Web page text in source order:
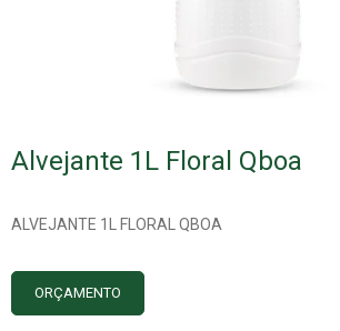
Alvejante 1L Floral Qboa
ALVEJANTE 1L FLORAL QBOA
ORÇAMENTO